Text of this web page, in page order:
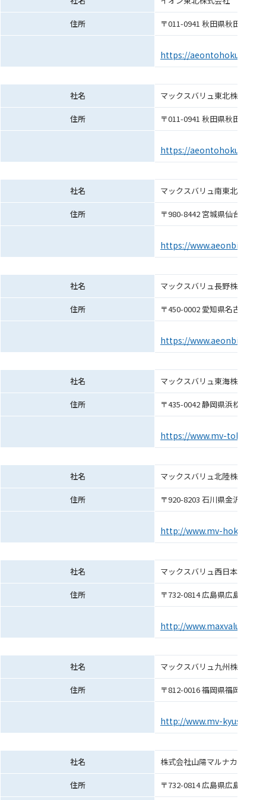
住所 〒011-0941 秋田県秋田市土
https://aeontohoku.co.jp/
社名 マックスバリュ東北株式会社
住所 〒011-0941 秋田県秋田市土
https://aeontohoku.co.jp/
社名 マックスバリュ南東北株式会
住所 〒980-8442 宮城県仙台市青
https://
社名 マックスバリュ長野株式会社
住所 〒450-0002 愛知県名古屋市
https://
社名 マックスバリュ東海株式会社
住所 〒435-0042 静岡県浜松市東
https://www.mv-
社名 マックスバリュ北陸株式会社
住所 〒920-8203 石川県金沢市鞍
http://www.mv-
社名 マックスバリュ西日本株式会
住所 〒732-0814 広島県広島市南
http://www.maxvalu.co.jp/
社名 マックスバリュ九州株式会社
住所 〒812-0016 福岡県福岡市博
http://www.mv-
社名 株式会社山陽マルナカ（現 株
住所 〒732-0814 広島県広島市南